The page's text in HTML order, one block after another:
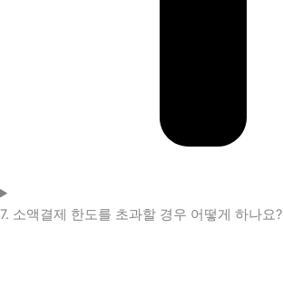
7. 소액결제 한도를 초과할 경우 어떻게 하나요?